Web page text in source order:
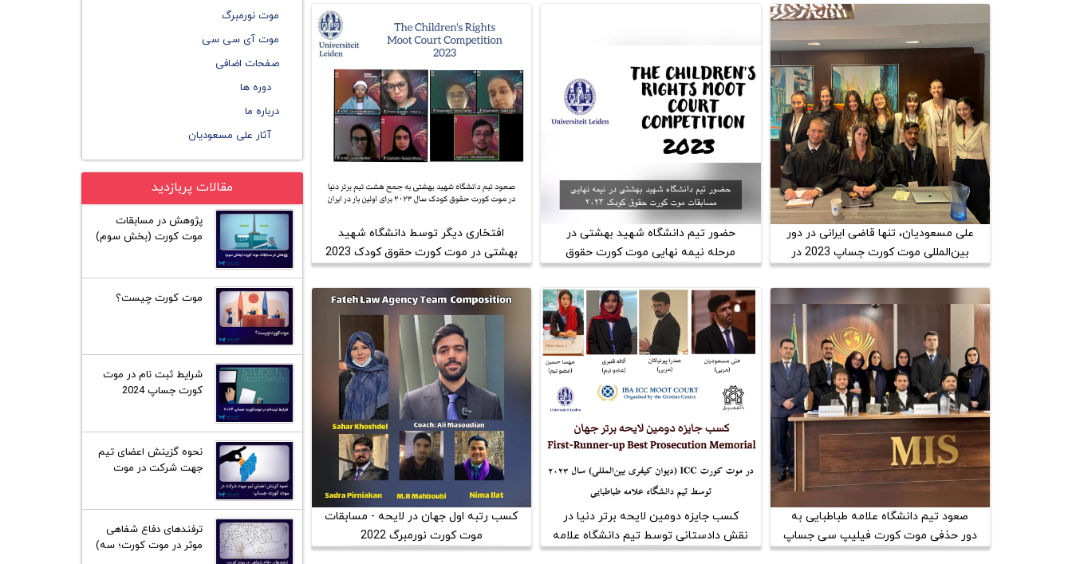
علی مسعودیان، تنها قاضی ایرانی در دور
بین‌المللی موت کورت جساپ 2023 در
واشنگتن دی سی
حضور تیم دانشگاه شهید بهشتی در
مرحله نیمه نهایی موت کورت حقوق
کودک
افتخاری دیگر توسط دانشگاه شهید
بهشتی در موت کورت حقوق کودک 2023
صعود تیم دانشگاه علامه طباطبایی به
دور حذفی موت کورت فیلیپ سی جساپ
2023
کسب جایزه دومین لایحه برتر دنیا در
نقش دادستانی توسط تیم دانشگاه علامه
طباطبایی در موت کورت دیوان کیفری
کسب رتبه اول جهان در لایحه - مسابقات
موت کورت نورمبرگ 2022
موت نورمبرگ
موت آی سی سی
صفحات اضافی
دوره ها
درباره ما
آثار علی مسعودیان
مقالات پربازدید
پژوهش در مسابقات
موت کورت (بخش سوم)
موت کورت چیست؟
شرایط ثبت نام در موت
کورت جساپ 2024
نحوه گزینش اعضای تیم
جهت شرکت در موت
ترفند‌های دفاع شفاهی
موثر در موت کورت؛ سه)